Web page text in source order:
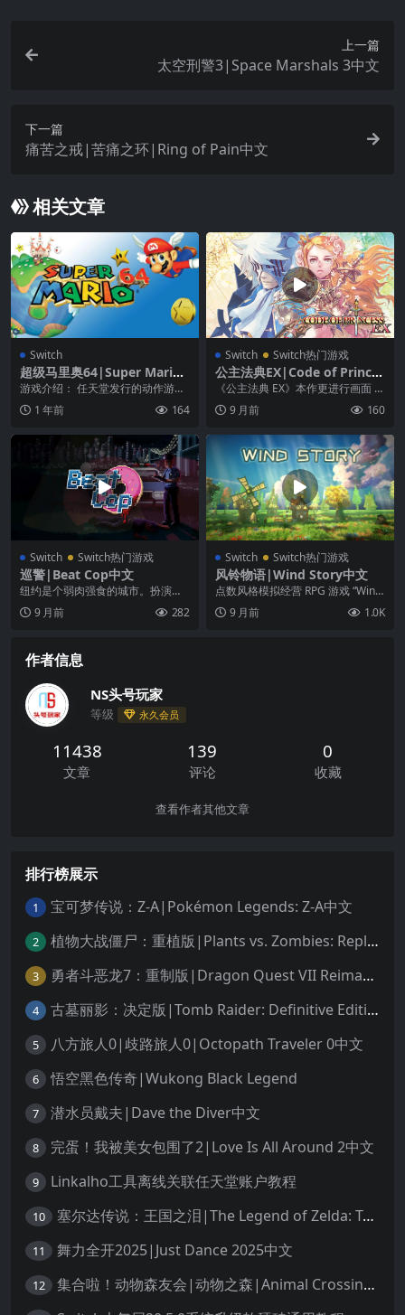
上一篇
太空刑警3|Space Marshals 3中文
下一篇
痛苦之戒|苦痛之环|Ring of Pain中文
相关文章
Switch
超级马里奥64|Super Mario
64
游戏介绍： 任天堂发行的动作游
戏。本作是第一款 3D 化的马里奥
游戏，1996 ...
1 年前 164
Switch Switch热门游戏
公主法典EX|Code of Princes
s EX
《公主法典 EX》本作更进行画面 H
D 化、强化 AI、游戏平衡及角色升
级系统调...
9 月前 160
Switch Switch热门游戏
巡警|Beat Cop中文
纽约是个弱肉强食的城市。扮演遭
人陷害成为谋杀案凶手的前任警探
杰克·凯利，探察最黑...
9 月前 282
Switch Switch热门游戏
风铃物语|Wind Story中文
点数风格模拟经营 RPG 游戏 “Wind
Story”是一款类比休闲经营类 R...
9 月前 1.0K
作者信息
NS头号玩家
等级 永久会员
11438
文章
139
评论
0
收藏
查看作者其他文章
排行榜展示
1 宝可梦传说：Z-A|Pokémon Legends: Z-A中文
2 植物大战僵尸：重植版|Plants vs. Zombies: Replanted中文
3 勇者斗恶龙7：重制版|Dragon Quest VII Reimagined中文
4 古墓丽影：决定版|Tomb Raider: Definitive Edition中文
5 八方旅人0|歧路旅人0|Octopath Traveler 0中文
6 悟空黑色传奇|Wukong Black Legend
7 潜水员戴夫|Dave the Diver中文
8 完蛋！我被美女包围了2|Love Is All Around 2中文
9 Linkalho工具离线关联任天堂账户教程
10 塞尔达传说：王国之泪|The Legend of Zelda: Tears of the Kingdom中文
11 舞力全开2025|Just Dance 2025中文
12 集合啦！动物森友会|动物之森|Animal Crossing: New Horizons中文